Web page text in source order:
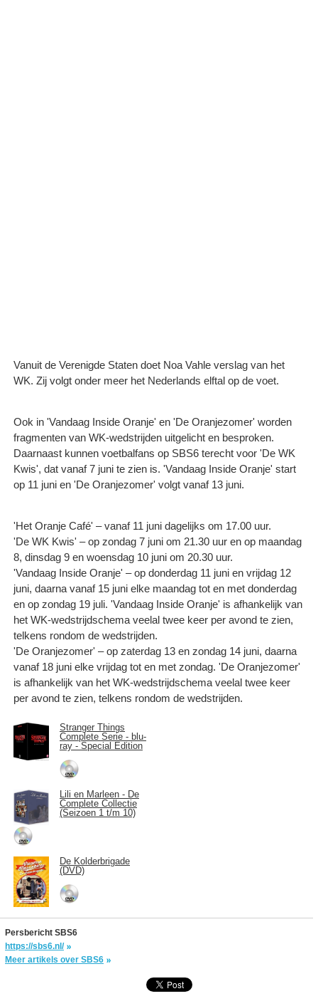
Vanuit de Verenigde Staten doet Noa Vahle verslag van het
WK. Zij volgt onder meer het Nederlands elftal op de voet.
Ook in 'Vandaag Inside Oranje' en 'De Oranjezomer' worden
fragmenten van WK-wedstrijden uitgelicht en besproken.
Daarnaast kunnen voetbalfans op SBS6 terecht voor 'De WK
Kwis', dat vanaf 7 juni te zien is. 'Vandaag Inside Oranje' start
op 11 juni en 'De Oranjezomer' volgt vanaf 13 juni.
'Het Oranje Café' – vanaf 11 juni dagelijks om 17.00 uur.
'De WK Kwis' – op zondag 7 juni om 21.30 uur en op maandag
8, dinsdag 9 en woensdag 10 juni om 20.30 uur.
'Vandaag Inside Oranje' – op donderdag 11 juni en vrijdag 12
juni, daarna vanaf 15 juni elke maandag tot en met donderdag
en op zondag 19 juli. 'Vandaag Inside Oranje' is afhankelijk van
het WK-wedstrijdschema veelal twee keer per avond te zien,
telkens rondom de wedstrijden.
'De Oranjezomer' – op zaterdag 13 en zondag 14 juni, daarna
vanaf 18 juni elke vrijdag tot en met zondag. 'De Oranjezomer'
is afhankelijk van het WK-wedstrijdschema veelal twee keer
per avond te zien, telkens rondom de wedstrijden.
Stranger Things
Complete Serie - blu-
ray - Special Edition
Lili en Marleen - De
Complete Collectie
(Seizoen 1 t/m 10)
De Kolderbrigade
(DVD)
Persbericht SBS6
https://sbs6.nl/
Meer artikels over SBS6